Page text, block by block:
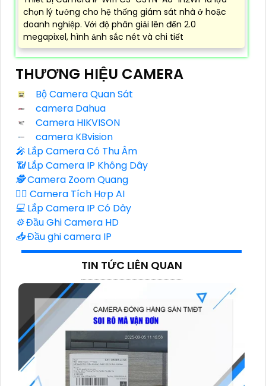
chọn lý tưởng cho hệ thống giám sát nhà ở hoặc
doanh nghiệp. Với độ phân giải lên đến 2.0
megapixel, hình ảnh sắc nét và chi tiết
THƯƠNG HIỆU CAMERA
Bộ Camera Quan Sát
camera Dahua
Camera HIKVISON
camera KBvision
️🎤️ Lắp Camera Có Thu Âm
📶Lắp Camera IP Không Dây
🕵️Camera Zoom Quang
🧛‍♀️ Camera Tích Hợp AI
💻 Lắp Camera IP Có Dây
⚙️Đầu Ghi Camera HD
📥Đầu ghi camera IP
TIN TỨC LIÊN QUAN